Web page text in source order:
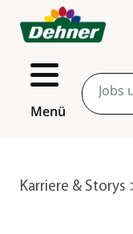
Menü
Karriere & Storys